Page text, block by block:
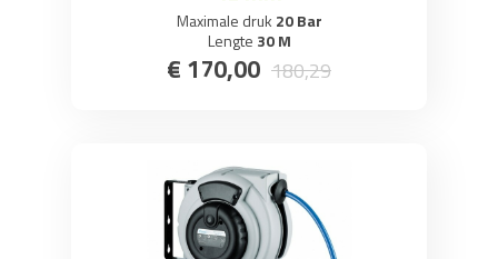
Maximale druk 20 Bar
Lengte 30 M
€ 170,00 180,29